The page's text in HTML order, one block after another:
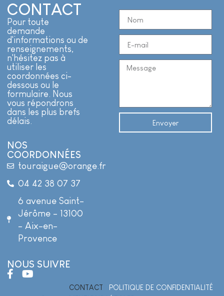
CONTACT
Pour toute
demande
d'informations ou de
renseignements,
n'hésitez pas à
utiliser les
coordonnées ci-
dessous ou le
formulaire. Nous
vous répondrons
dans les plus brefs
délais.
NOS
COORDONNÉES
touraigue@orange.fr
04 42 38 07 37
6 avenue Saint-
Jérôme - 13100
- Aix-en-
Provence
NOUS SUIVRE
Envoyer
CONTACT
POLITIQUE DE CONFIDENTIALITÉ